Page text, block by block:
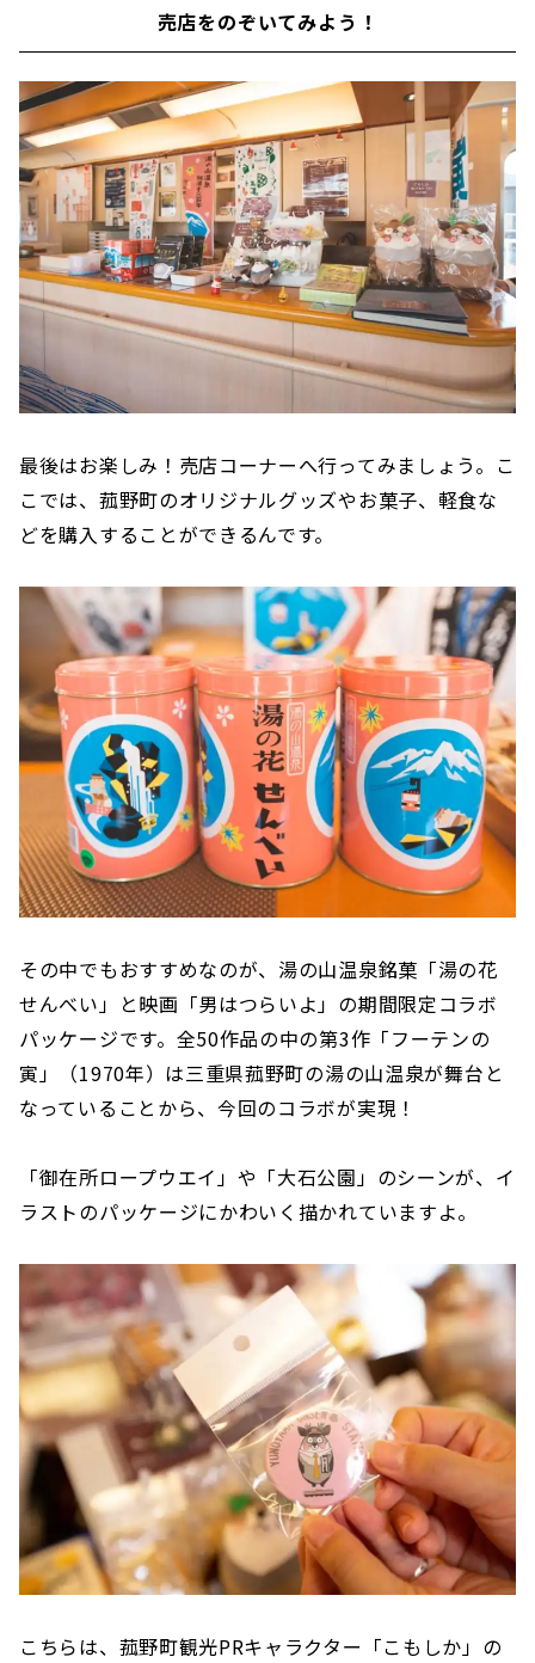
売店をのぞいてみよう！
最後はお楽しみ！売店コーナーへ行ってみましょう。こ
こでは、菰野町のオリジナルグッズやお菓子、軽食な
どを購入することができるんです。
その中でもおすすめなのが、湯の山温泉銘菓「湯の花
せんべい」と映画「男はつらいよ」の期間限定コラボ
パッケージです。全50作品の中の第3作「フーテンの
寅」（1970年）は三重県菰野町の湯の山温泉が舞台と
なっていることから、今回のコラボが実現！
「御在所ロープウエイ」や「大石公園」のシーンが、イ
ラストのパッケージにかわいく描かれていますよ。
こちらは、菰野町観光PRキャラクター「こもしか」の